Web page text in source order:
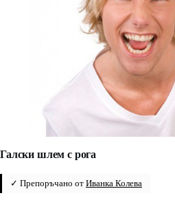
Галски шлем с рога
✓ Препоръчано от Иванка Колева